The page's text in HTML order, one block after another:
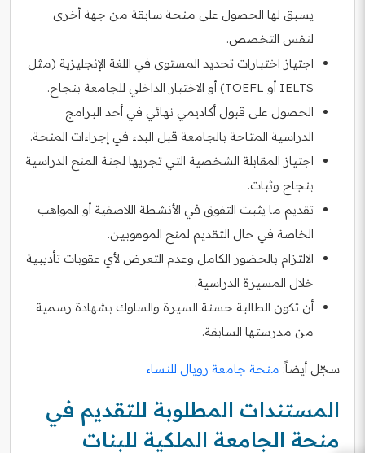
يسبق لها الحصول على منحة سابقة من جهة أخرى
لنفس التخصص.
اجتياز اختبارات تحديد المستوى في اللغة الإنجليزية (مثل
IELTS أو TOEFL) أو الاختبار الداخلي للجامعة بنجاح.
الحصول على قبول أكاديمي نهائي في أحد البرامج
الدراسية المتاحة بالجامعة قبل البدء في إجراءات المنحة.
اجتياز المقابلة الشخصية التي تجريها لجنة المنح الدراسية
بنجاح وثبات.
تقديم ما يثبت التفوق في الأنشطة اللاصفية أو المواهب
الخاصة في حال التقديم لمنح الموهوبين.
الالتزام بالحضور الكامل وعدم التعرض لأي عقوبات تأديبية
خلال المسيرة الدراسية.
أن تكون الطالبة حسنة السيرة والسلوك بشهادة رسمية
من مدرستها السابقة.
سجّل أيضاً: منحة جامعة رويال للنساء
المستندات المطلوبة للتقديم في
منحة الجامعة الملكية للبنات